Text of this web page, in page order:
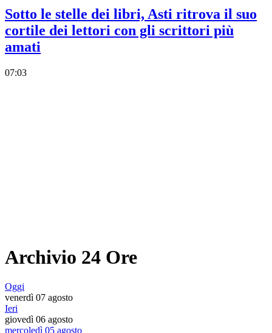
Sotto le stelle dei libri, Asti ritrova il suo
cortile dei lettori con gli scrittori più
amati
07:03
Archivio 24 Ore
Oggi
venerdì 07 agosto
Ieri
giovedì 06 agosto
mercoledì 05 agosto